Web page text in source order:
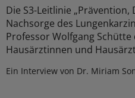
Die S3-Leitlinie
Nachsorge des
Professor Wolfgang
Hausärztinnen und
Ein Interview von Dr. Miriam